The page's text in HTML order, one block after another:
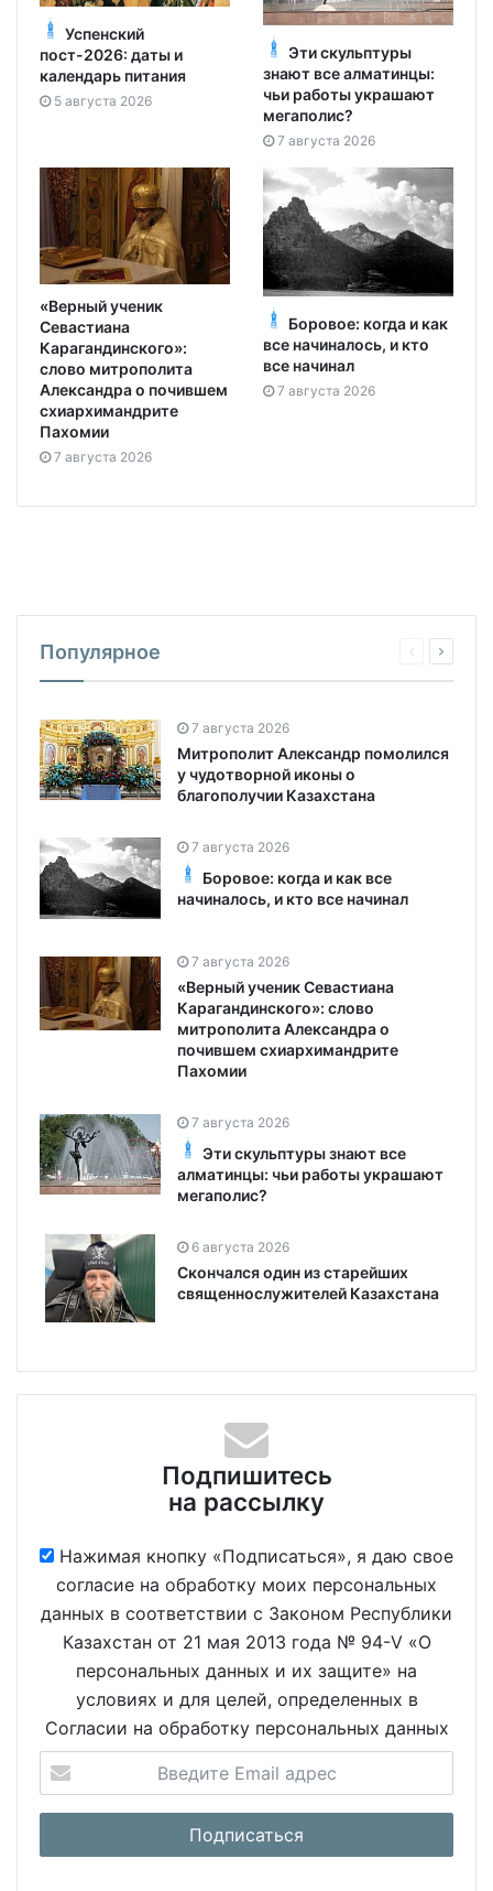
Успенский
пост-2026: даты и
календарь питания
5 августа 2026
Эти скульптуры
знают все алматинцы:
чьи работы украшают
мегаполис?
7 августа 2026
«Верный ученик
Севастиана
Карагандинского»:
слово митрополита
Александра о почившем
схиархимандрите
Пахомии
7 августа 2026
Боровое: когда и как
все начиналось, и кто
все начинал
7 августа 2026
Популярное
7 августа 2026
Митрополит Александр помолился
у чудотворной иконы о
благополучии Казахстана
7 августа 2026
Боровое: когда и как все
начиналось, и кто все начинал
7 августа 2026
«Верный ученик Севастиана
Карагандинского»: слово
митрополита Александра о
почившем схиархимандрите
Пахомии
7 августа 2026
Эти скульптуры знают все
алматинцы: чьи работы украшают
мегаполис?
6 августа 2026
Скончался один из старейших
священнослужителей Казахстана
Подпишитесь
на рассылку
Нажимая кнопку «Подписаться», я даю свое
согласие на обработку моих персональных
данных в соответствии с Законом Республики
Казахстан от 21 мая 2013 года № 94-V «О
персональных данных и их защите» на
условиях и для целей, определенных в
Согласии на обработку персональных данных